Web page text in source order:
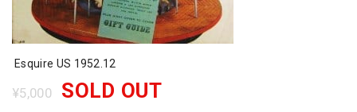
Esquire US 1952.12
¥5,000 SOLD OUT